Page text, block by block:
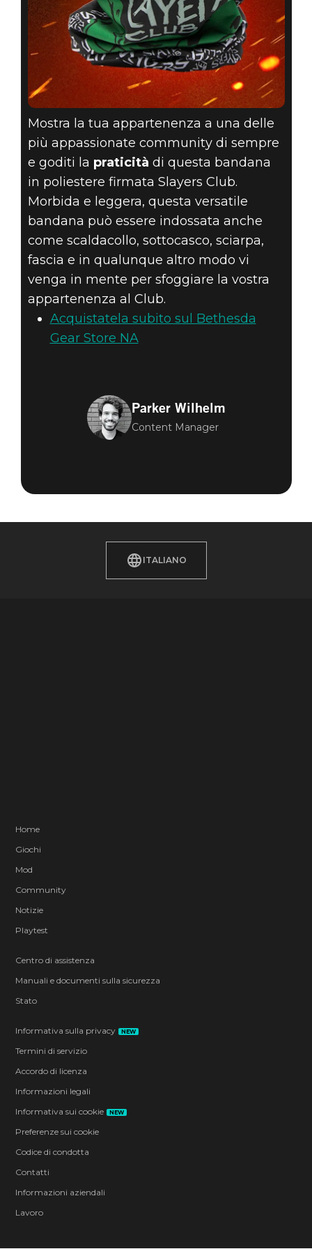
Mostra la tua appartenenza a una delle
più appassionate community di sempre
e goditi la praticità di questa bandana
in poliestere firmata Slayers Club.
Morbida e leggera, questa versatile
bandana può essere indossata anche
come scaldacollo, sottocasco, sciarpa,
fascia e in qualunque altro modo vi
venga in mente per sfoggiare la vostra
appartenenza al Club.
Acquistatela subito sul Bethesda
Gear Store NA
Parker Wilhelm
Content Manager
ITALIANO
Home
Giochi
Mod
Community
Notizie
Playtest
Centro di assistenza
Manuali e documenti sulla sicurezza
Stato
Informativa sulla privacy NEW
Termini di servizio
Accordo di licenza
Informazioni legali
Informativa sui cookie
NEW
Preferenze sui cookie
Codice di condotta
Contatti
Informazioni aziendali
Lavoro